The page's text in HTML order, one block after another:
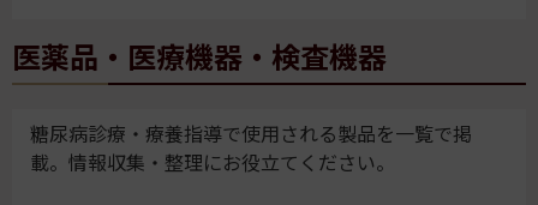
医薬品・医療機器・検査機器
糖尿病診療・療養指導で使用される製品を一覧で掲
載。情報収集・整理にお役立てください。